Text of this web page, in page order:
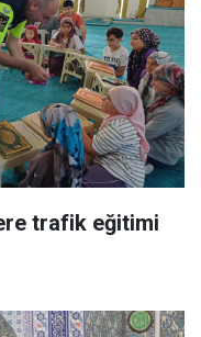
trafik eğitimi